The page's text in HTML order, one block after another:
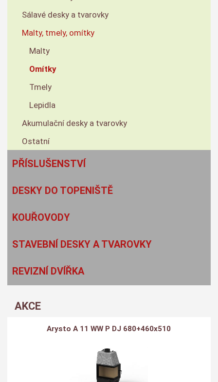
Sálavé desky a tvarovky
Malty, tmely, omítky
Malty
Omítky
Tmely
Lepidla
Akumulační desky a tvarovky
Ostatní
PŘÍSLUŠENSTVÍ
DESKY DO TOPENIŠTĚ
KOUŘOVODY
STAVEBNÍ DESKY A TVAROVKY
REVIZNÍ DVÍŘKA
AKCE
Arysto A 11 WW P DJ 680+460x510